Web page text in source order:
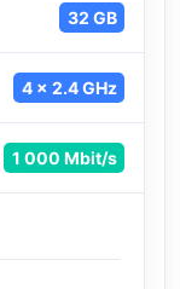
32 GB
4 x 2.4 GHz
1 000 Mbit/s